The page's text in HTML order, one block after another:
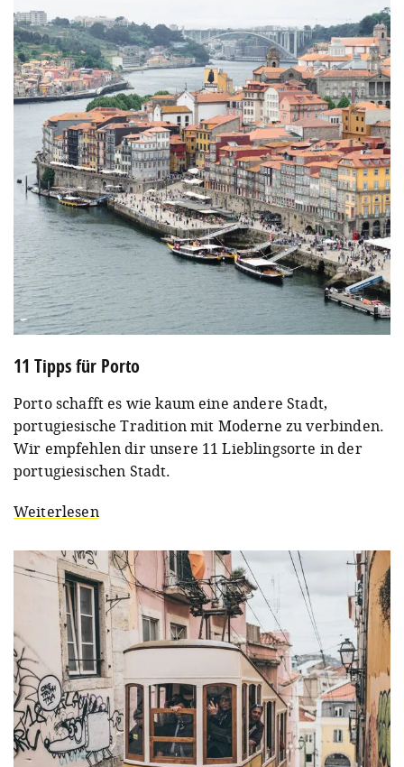
11 Tipps für Porto
Porto schafft es wie kaum eine andere Stadt,
portugiesische Tradition mit Moderne zu verbinden.
Wir empfehlen dir unsere 11 Lieblingsorte in der
portugiesischen Stadt.
Weiterlesen